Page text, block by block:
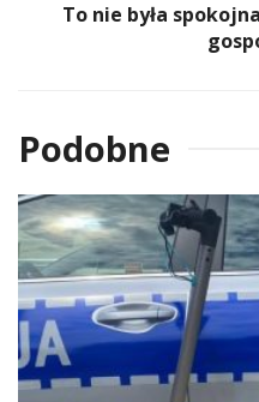
To nie była
Podobne